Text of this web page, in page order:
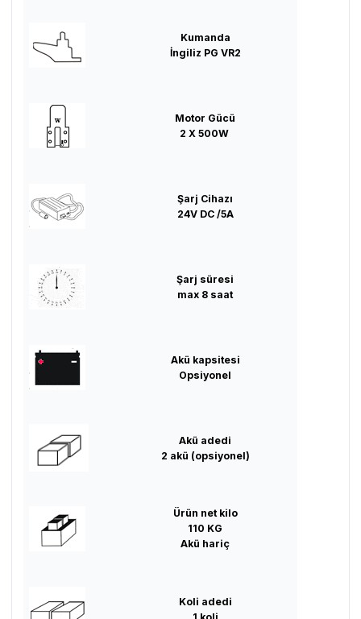
Kumanda
İngiliz PG VR2
Motor Gücü
2 X 500W
Şarj Cihazı
24V DC /5A
Şarj süresi
max 8 saat
Akü kapsitesi
Opsiyonel
Akü adedi
2 akü (opsiyonel)
Ürün net kilo
110 KG
Akü hariç
Koli adedi